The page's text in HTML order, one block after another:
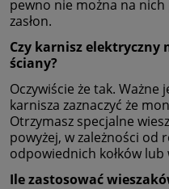
pewno nie można na
zasłon.
Czy karnisz elektryczny
ściany?
Oczywiście że tak.
karnisza zaznaczyć że
Otrzymasz specjalne
powyżej, w zależności od
odpowiednich kołków lub
Ile zastosować